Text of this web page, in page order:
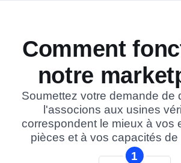
Comment
notre
Soumettez votre demande de
l'associons aux usines
correspondent le mieux à vos
pièces et à vos capacités de
1